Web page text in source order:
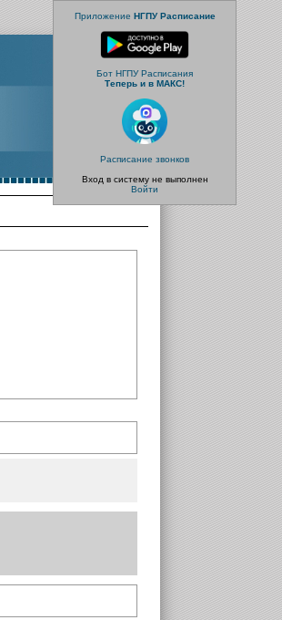
Приложение НГПУ Расписание
Бот НГПУ Расписания
Теперь и в МАКС!
Расписание звонков
Вход в систему не выполнен
Войти